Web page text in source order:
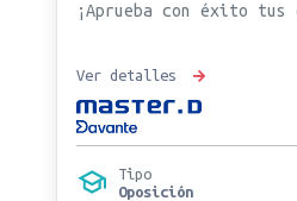
¡Aprueba con éxito tus
Ver detalles
Tipo
Oposición